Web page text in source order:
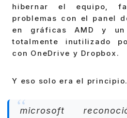
hibernar el equipo,
problemas con el panel
en gráficas AMD y
totalmente inutilizado
con OneDrive y Dropbox.
Y eso solo era el principio.
microsoft